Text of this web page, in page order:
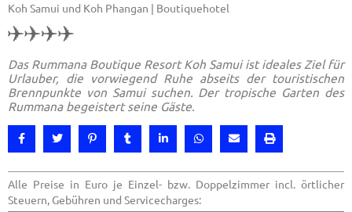
Koh Samui und Koh Phangan | Boutiquehotel
Das Rummana Boutique Resort Koh Samui ist ideales Ziel für
Urlauber, die vorwiegend Ruhe abseits der touristischen
Brennpunkte von Samui suchen. Der tropische Garten des
Rummana begeistert seine Gäste.
Alle Preise in Euro je Einzel- bzw. Doppelzimmer incl. örtlicher
Steuern, Gebühren und Servicecharges: